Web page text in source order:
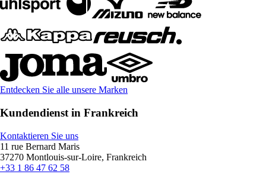
Entdecken Sie alle unsere Marken
Kundendienst in Frankreich
Kontaktieren Sie uns
11 rue Bernard Maris
37270 Montlouis-sur-Loire, Frankreich
+33 1 86 47 62 58